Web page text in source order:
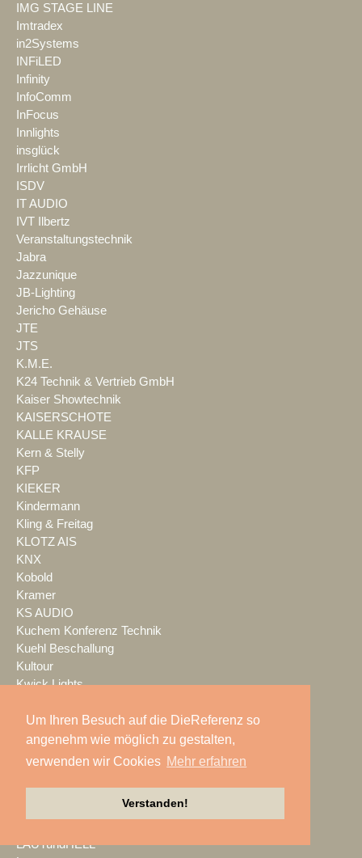
Um Ihren Besuch auf die DieReferenz so
angenehm wie möglich zu gestalten,
verwenden wir Cookies Mehr erfahren
Verstanden!
IMG STAGE LINE
Imtradex
in2Systems
INFiLED
Infinity
InfoComm
InFocus
Innlights
insglück
Irrlicht GmbH
ISDV
IT AUDIO
IVT Ilbertz
Veranstaltungstechnik
Jabra
Jazzunique
JB-Lighting
Jericho Gehäuse
JTE
JTS
K.M.E.
K24 Technik & Vertrieb GmbH
Kaiser Showtechnik
KAISERSCHOTE
KALLE KRAUSE
Kern & Stelly
KFP
KIEKER
Kindermann
Kling & Freitag
KLOTZ AIS
KNX
Kobold
Kramer
KS AUDIO
Kuchem Konferenz Technik
Kuehl Beschallung
Kultour
Kwick Lights
Laauser & Vohl
Lambda Labs
Laser Imagineering
LAUTundHELL